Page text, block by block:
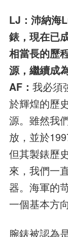
LJ：沛納海
錶，現在已
相當長的歷
源，繼續成
AF： 我必須
於輝煌的歷
源。雖然我
放，並於
但其製錶歷
來，我們一
器。海軍的
一個基本方向
腕錶被認為